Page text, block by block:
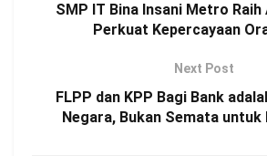
SMP IT Bina Insani Metro
Perkuat Kepercayaan
Next Post
FLPP dan KPP Bagi Bank
Negara, Bukan Semata untuk